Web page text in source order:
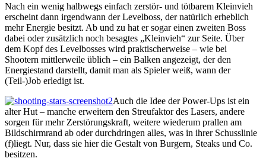
Nach ein wenig halbwegs einfach zerstör- und tötbarem Kleinvieh
erscheint dann irgendwann der Levelboss, der natürlich erheblich
mehr Energie besitzt. Ab und zu hat er sogar einen zweiten Boss
dabei oder zusätzlich noch besagtes „Kleinvieh“ zur Seite. Über
dem Kopf des Levelbosses wird praktischerweise – wie bei
Shootern mittlerweile üblich – ein Balken angezeigt, der den
Energiestand darstellt, damit man als Spieler weiß, wann der
(Teil-)Job erledigt ist.
Auch die Idee der Power-Ups ist ein
alter Hut – manche erweitern den Streufaktor des Lasers, andere
sorgen für mehr Zerstörungskraft, weitere wiederum prallen am
Bildschirmrand ab oder durchdringen alles, was in ihrer Schusslinie
(f)liegt. Nur, dass sie hier die Gestalt von Burgern, Steaks und Co.
besitzen.